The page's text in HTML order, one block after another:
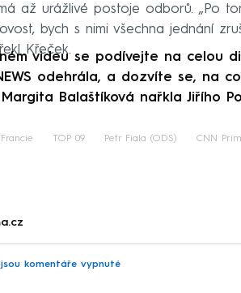
až urážlivé postoje odborů. „Po
bych s nimi všechna jednání
Křeček.
videu se podívejte na celou
odehrála, a dozvíte se, na
Balaštíková nařkla Jiřího
Francie TOP 09 Petr Fiala (ODS) CNN
komentáře vypnuté